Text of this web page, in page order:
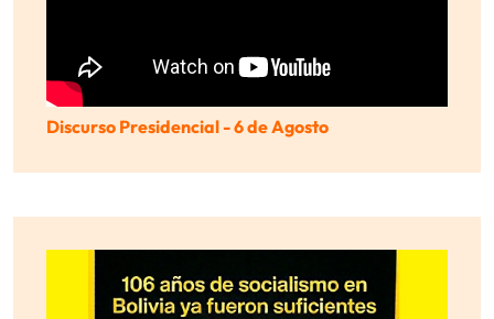
Discurso Presidencial - 6 de Agosto